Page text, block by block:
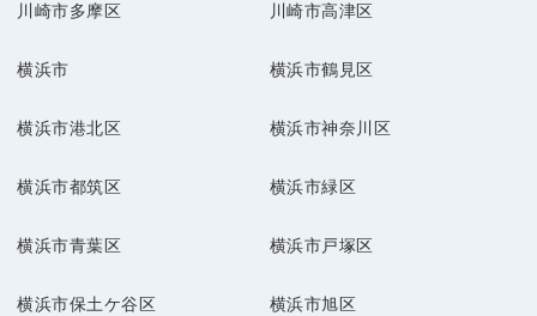
川崎市多摩区 川崎市高津区
横浜市 横浜市鶴見区
横浜市港北区 横浜市神奈川区
横浜市都筑区 横浜市緑区
横浜市青葉区 横浜市戸塚区
横浜市保土ケ谷区 横浜市旭区